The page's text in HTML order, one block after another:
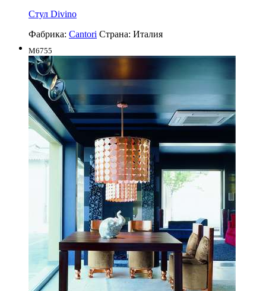
Стул Divino
Фабрика: Cantori Страна: Италия
M6755